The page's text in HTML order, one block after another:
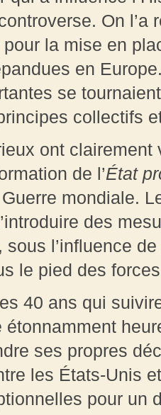
On l’a
pour la mise en
en
se
collectifs
ont clairement
de l’État
mondiale.
des
l’influence
le pied des
40 ans qui
ses propres
les États-Unis
pour un